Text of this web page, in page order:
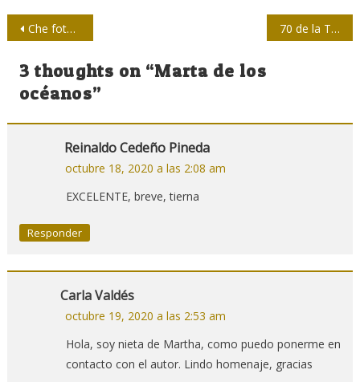
Navegación
de
entradas
Che fotógrafo 70 de la Tv
3 thoughts on “Marta de los
océanos”
Reinaldo Cedeño Pineda
octubre 18, 2020 a las 2:08 am
EXCELENTE, breve, tierna
Responder
Carla Valdés
octubre 19, 2020 a las 2:53 am
Hola, soy nieta de Martha, como puedo ponerme en
contacto con el autor. Lindo homenaje, gracias